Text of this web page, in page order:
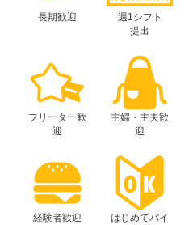
長期歓迎
週1シフト
提出
フリーター歓
迎
主婦・主夫歓
迎
経験者歓迎
はじめてバイ